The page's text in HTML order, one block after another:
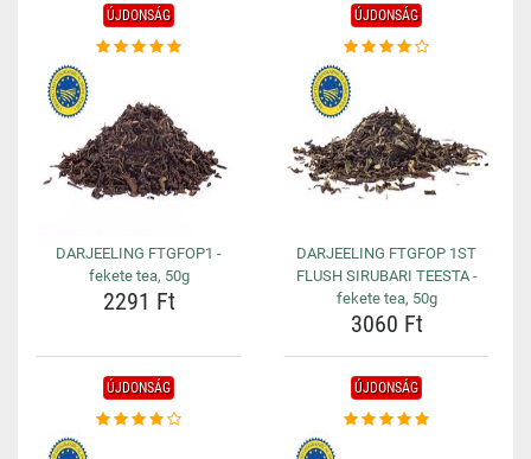
ÚJDONSÁG
DARJEELING FTGFOP1 -
fekete tea, 50g
2291 Ft
ÚJDONSÁG
DARJEELING FTGFOP 1ST
FLUSH SIRUBARI TEESTA -
fekete tea, 50g
3060 Ft
ÚJDONSÁG ÚJDONSÁG